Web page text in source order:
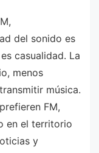
del sonido es
casualidad. La
menos
música.
FM,
en el territorio
y